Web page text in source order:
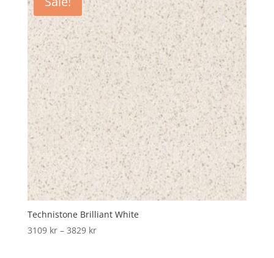
3763 kr
Technistone Brilliant White
3109 kr – 3829 krPrice